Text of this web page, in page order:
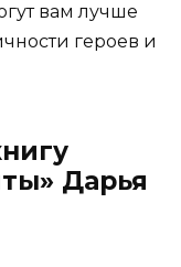
вам лучше
героев и
Дарья